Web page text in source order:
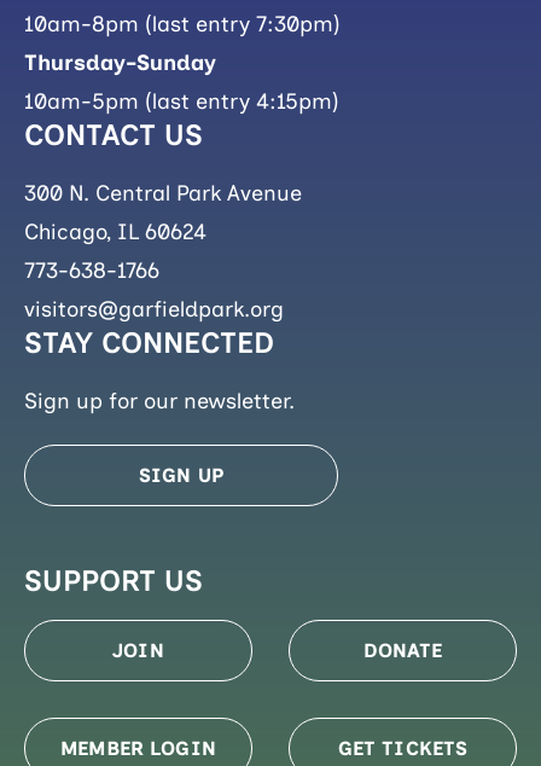
10am-8pm (last entry 7:30pm)
Thursday-Sunday
10am-5pm (last entry 4:15pm)
CONTACT US
300 N. Central Park Avenue
Chicago, IL 60624
773-638-1766
visitors@garfieldpark.org
STAY CONNECTED
Sign up for our newsletter.
SIGN UP
SUPPORT US
JOIN DONATE
MEMBER LOGIN GET TICKETS